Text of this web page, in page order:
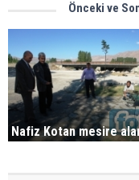
Önceki ve
Nafiz Kotan mesire